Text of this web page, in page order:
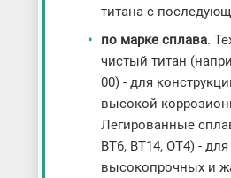
титана с
по марке сплава.
чистый титан
00) - для
высокой
Легированные
ВТ6, ВТ14, ОТ4) - для
высокопрочных и